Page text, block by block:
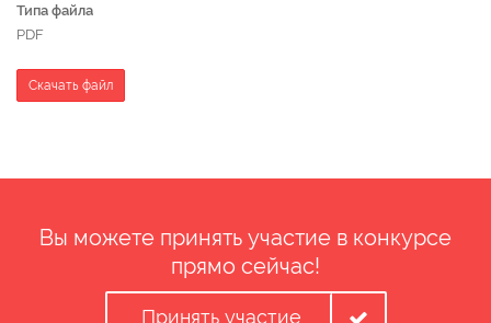
Типа файла
PDF
Скачать файл
Вы можете принять участие в конкурсе
прямо сейчас!
Принять участие